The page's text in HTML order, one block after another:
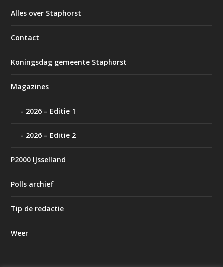
Alles over Staphorst
Contact
Koningsdag gemeente Staphorst
Magazines
2026 – Editie 1
2026 – Editie 2
P2000 IJsselland
Polls archief
Tip de redactie
Weer